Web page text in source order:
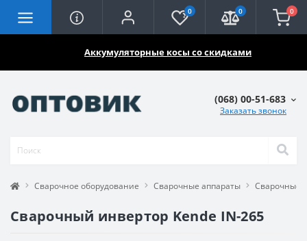
Аккумуляторные косы со скидками
0 0 0
(068) 00-51-683
Заказать звонок
Сварочное оборудование Сварочные аппараты Сварочные
Сварочный инвертор Kende IN-265